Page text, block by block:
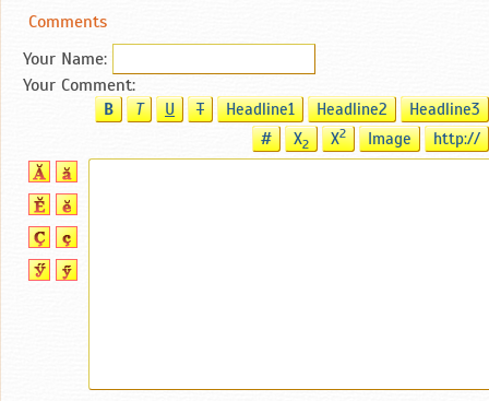
Comments
Your Name:
Your Comment:
B T U T Headline1 Headline2
Headline3
#
X2 X2 Image http://